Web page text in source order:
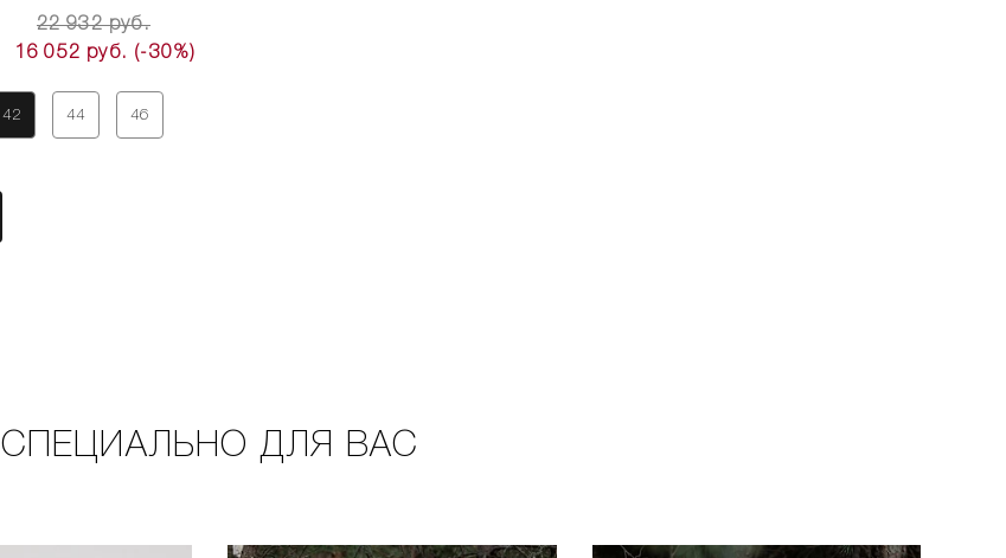
22 932 руб.
16 052 руб. (-30%)
42 44 46
СПЕЦИАЛЬНО ДЛЯ ВАС